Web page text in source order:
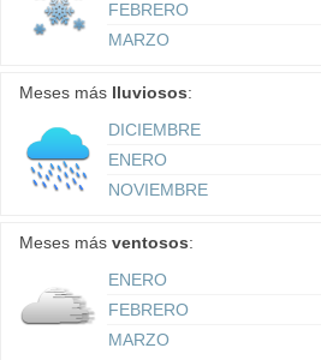
FEBRERO
MARZO
Meses más lluviosos:
DICIEMBRE
ENERO
NOVIEMBRE
Meses más ventosos:
ENERO
FEBRERO
MARZO